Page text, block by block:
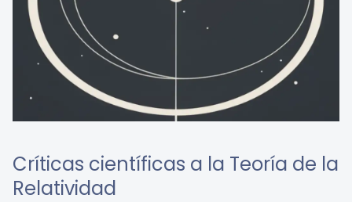
Críticas científicas a la Teoría de la
Relatividad